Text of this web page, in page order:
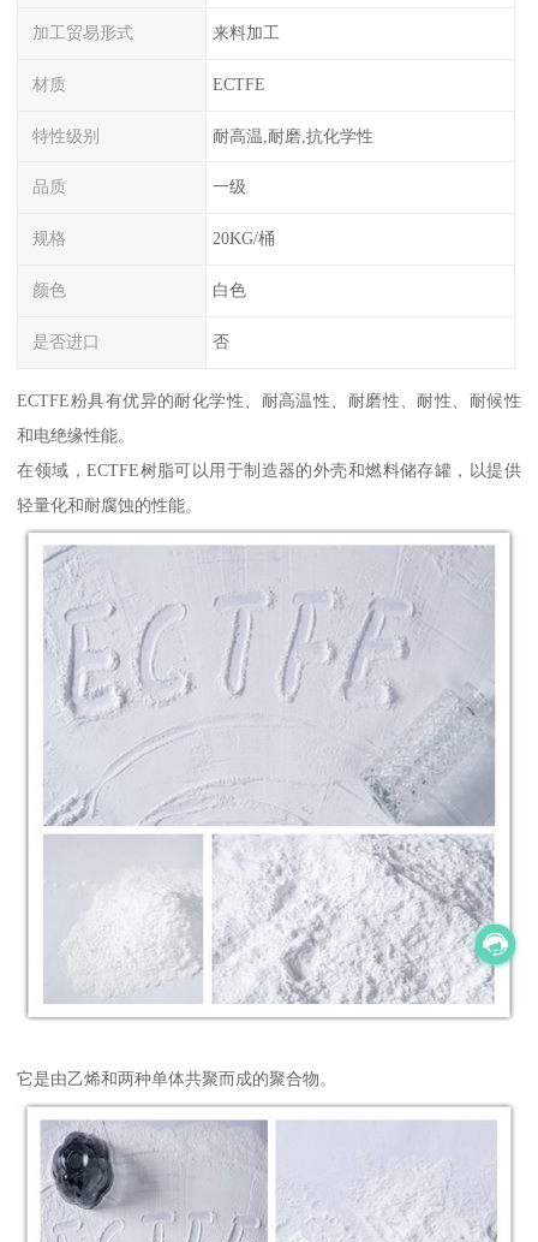
加工贸易形式 来料加工
材质 ECTFE
特性级别 耐高温,耐磨,抗化学性
品质 一级
规格 20KG/桶
颜色 白色
是否进口 否
ECTFE粉具有优异的耐化学性、耐高温性、耐磨性、耐性、耐候性
和电绝缘性能。
在领域，ECTFE树脂可以用于制造器的外壳和燃料储存罐，以提供
轻量化和耐腐蚀的性能。
它是由乙烯和两种单体共聚而成的聚合物。